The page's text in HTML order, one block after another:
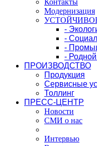
Контакты
Модернизация
-
-
-
-
ПРОИЗВОДСТВО
Продукция
Сервисные
Толлинг
ПРЕСС-ЦЕНТР
Новости
СМИ о нас
Интервью